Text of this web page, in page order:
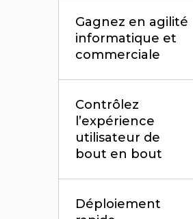
Gagnez en agilité
informatique et
commerciale
Contrôlez
l’expérience
utilisateur de
bout en bout
Déploiement